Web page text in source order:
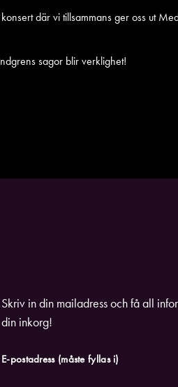
där vi tillsammans ger oss ut
sagor blir verklighet!
Skriv in din mailadress och få all
din inkorg!
E-postadress (måste fyllas i)